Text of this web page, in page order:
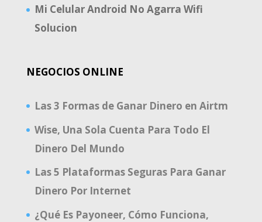
Mi Celular Android No Agarra Wifi
Solucion
NEGOCIOS ONLINE
Las 3 Formas de Ganar Dinero en Airtm
Wise, Una Sola Cuenta Para Todo El
Dinero Del Mundo
Las 5 Plataformas Seguras Para Ganar
Dinero Por Internet
¿Qué Es Payoneer, Cómo Funciona,